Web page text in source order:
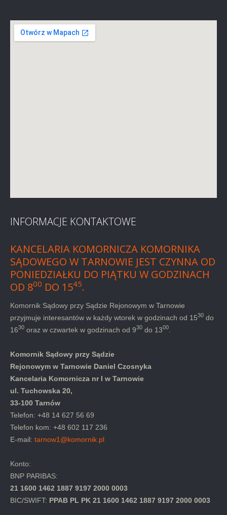
INFORMACJE KONTAKTOWE
KANCELARIA KOMORNICZA KOMORNIKA
SĄDOWEGO W TARNOWIE JEST CZYNNA OD
PONIEDZIAŁKU DO PIĄTKU W GODZINACH
OD 800 DO 1545.
Komornik Sądowy przy Sądzie Rejonowym w Tarnowie
przyjmuje interesantów w każdy wtorek w godzinach od 1530 do
1630 oraz w czwartek w godzinach od 930 do 1300
Komornik Sądowy przy Sądzie
Rejonowym w Tarnowie Daniel Czosnyka
Kancelaria Komornicza nr I w Tarnowie
ul. Tuchowska 20,
33-100 Tarnów
Telefon: +48 14 627 56 69
Telefon kom: +48 602 117 236
E-mail: tarnow1@komornik.pl
Konto:
BNP PARIBAS:
21 1600 1462 1887 9197 2000 0003
BIC/SWIFT: PPAB PL PK 21 1600 1462 1887 9197 2000 0003